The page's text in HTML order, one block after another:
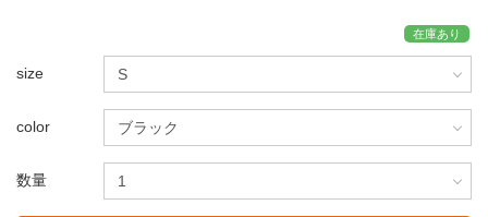
在庫あり
size
color
数量